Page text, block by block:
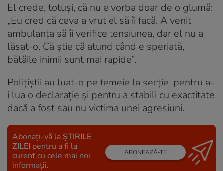
El crede, totuși, că nu e vorba doar de o glumă:
„Eu cred că ceva a vrut el să îi facă. A venit
ambulanța să îi verifice tensiunea, dar el nu a
lăsat-o. Că știe că atunci când e speriată,
bătăile inimii sunt mai rapide”.
Polițiștii au luat-o pe femeie la secție, pentru a-
i lua o declarație și pentru a stabili cu exactitate
dacă a fost sau nu victima unei agresiuni.
Abonați-vă la ȘTIRILE
ZILEI pentru a fi la
curent cu cele mai noi
informații.
ABONEAZĂ-TE